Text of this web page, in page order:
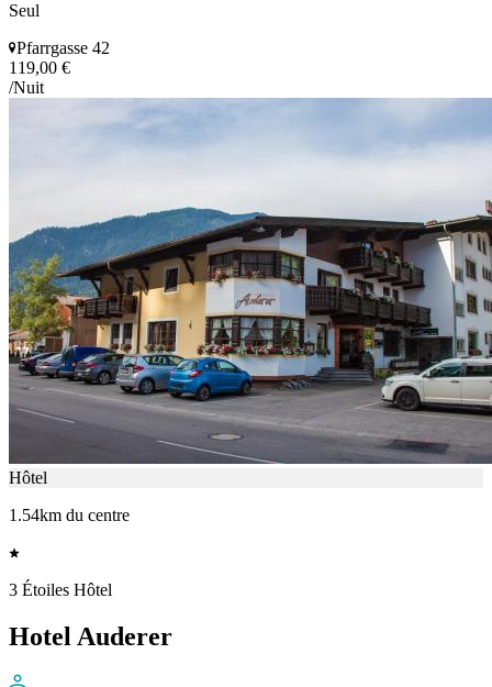
Seul
Pfarrgasse 42
119,00 €
/Nuit
Hôtel
1.54km du centre
3 Étoiles Hôtel
Hotel Auderer